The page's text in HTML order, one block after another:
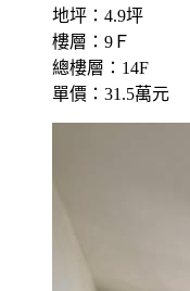
地坪：4.9坪
樓層：9Ｆ
總樓層：14F
單價：31.5萬元